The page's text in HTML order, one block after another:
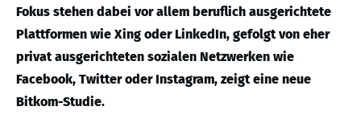
Fokus stehen dabei vor allem beruflich ausgerichtete
Plattformen wie Xing oder LinkedIn, gefolgt von eher
privat ausgerichteten sozialen Netzwerken wie
Facebook, Twitter oder Instagram, zeigt eine neue
Bitkom-Studie.